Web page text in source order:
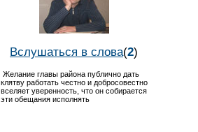
Вслушаться в слова(2)
Желание главы района публично дать
клятву работать честно и добросовестно
вселяет уверенность, что он собирается
эти обещания исполнять